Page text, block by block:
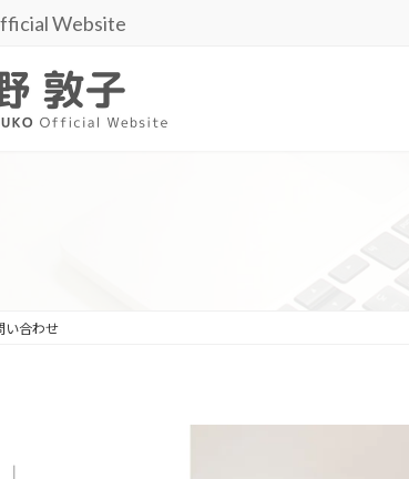
Website
い合わせ